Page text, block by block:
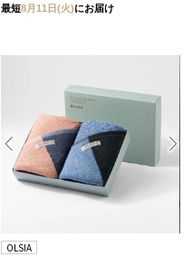
最短8月11日(火)にお届け
OLSIA